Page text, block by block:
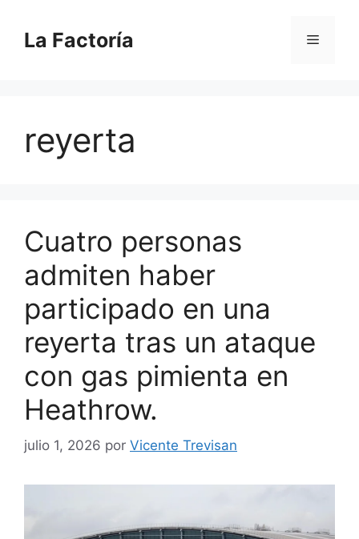
contenido
La Factoría Menú
reyerta
Cuatro personas
admiten haber
participado en una
reyerta tras un ataque
con gas pimienta en
Heathrow.
julio 1, 2026 por Vicente Trevisan